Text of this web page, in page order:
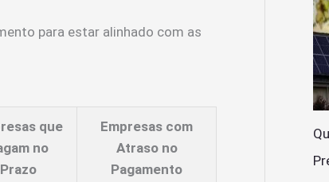
para estar alinhado com as
que
no
Prazo
Empresas com
Atraso no
Pagamento